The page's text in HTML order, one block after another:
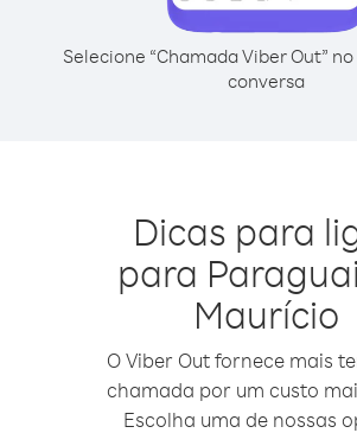
Selecione “Chamada Viber Out”
conversa
Dicas para
para
Maurício
O Viber Out fornece mais
chamada por um custo
Escolha uma de nossas